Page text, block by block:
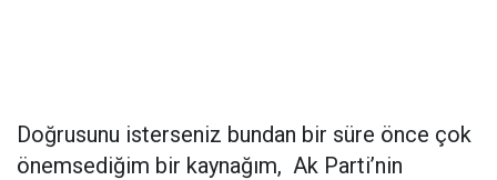
Doğrusunu isterseniz bundan bir süre önce çok
önemsediğim bir kaynağım, Ak Parti’nin